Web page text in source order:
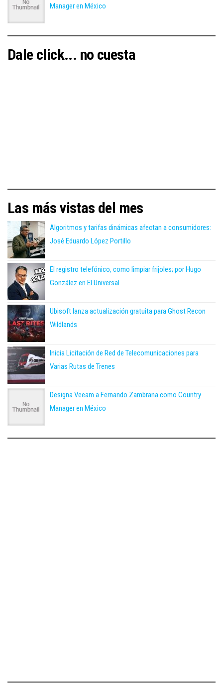
Manager en México
Dale click... no cuesta
Las más vistas del mes
Algoritmos y tarifas dinámicas afectan a consumidores:
José Eduardo López Portillo
El registro telefónico, como limpiar frijoles; por Hugo
González en El Universal
Ubisoft lanza actualización gratuita para Ghost Recon
Wildlands
Inicia Licitación de Red de Telecomunicaciones para
Varias Rutas de Trenes
Designa Veeam a Fernando Zambrana como Country
Manager en México